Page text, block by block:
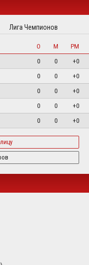
Лига Чемпионов
О М
РМ
0 0
+0
0 0
+0
0 0
+0
0 0
+0
0 0 +0